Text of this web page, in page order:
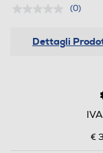
(0)
Dettagli
€